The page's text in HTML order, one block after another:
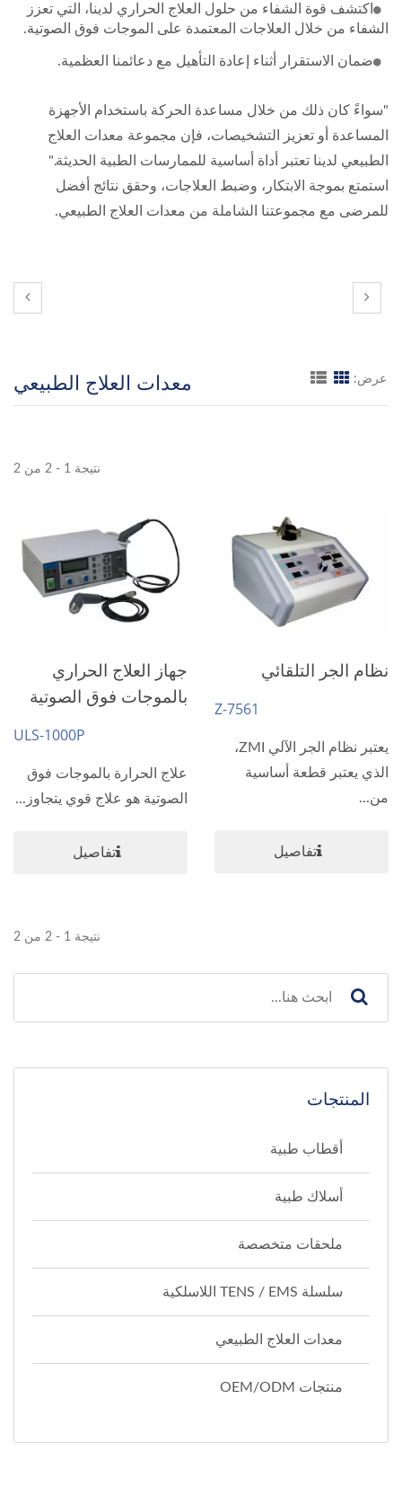
اكتشف قوة الشفاء من حلول العلاج الحراري لدينا، التي تعزز
الشفاء من خلال العلاجات المعتمدة على الموجات فوق الصوتية.
ضمان الاستقرار أثناء إعادة التأهيل مع دعائمنا العظمية.
"سواءً كان ذلك من خلال مساعدة الحركة باستخدام الأجهزة
المساعدة أو تعزيز التشخيصات، فإن مجموعة معدات العلاج
الطبيعي لدينا تعتبر أداة أساسية للممارسات الطبية الحديثة."
استمتع بموجة الابتكار، وضبط العلاجات، وحقق نتائج أفضل
للمرضى مع مجموعتنا الشاملة من معدات العلاج الطبيعي.
معدات العلاج الطبيعي عرض:
نتيجة 1 - 2 من 2
نظام الجر التلقائي
Z-7561
يعتبر نظام الجر الآلي ZMI،
الذي يعتبر قطعة أساسية
من...
تفاصيل
جهاز العلاج الحراري
بالموجات فوق الصوتية
ULS-1000P
علاج الحرارة بالموجات فوق
الصوتية هو علاج قوي يتجاوز...
تفاصيل
نتيجة 1 - 2 من 2
المنتجات
أقطاب طبية
أسلاك طبية
ملحقات متخصصة
سلسلة TENS / EMS اللاسلكية
معدات العلاج الطبيعي
منتجات OEM/ODM